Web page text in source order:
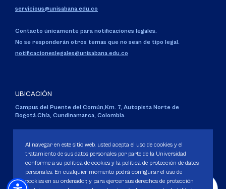
servicious@unisabana.edu.co
Contacto únicamente para notificaciones legales.
No se responderán otros temas que no sean de tipo legal.
notificacioneslegales@unisabana.edu.co
UBICACIÓN
Campus del Puente del Común,Km. 7, Autopista Norte de
Bogotá.Chía, Cundinamarca, Colombia.
Personería Jurídica:Resolución 130 del 14 de enero de 1980.
Ministerio de Educación Nacional.
Al navegar en este sitio web, usted acepta el uso de cookies y el
tratamiento de sus datos personales por parte de la Universidad
conforme a su política de cookies y la política de protección de datos
personales. En cualquier momento podrá configurar el uso de
cookies en su ordenador, y para ejercer sus derechos de protección